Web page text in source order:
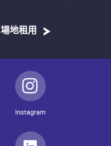
場地租用
Instagram